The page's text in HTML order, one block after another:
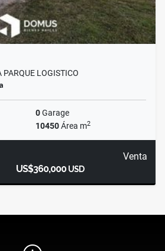
LOGISTICO
0Garage
10450Área m2
Venta
US$360,000USD